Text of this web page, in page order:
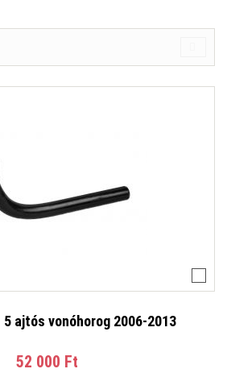
ajtós vonóhorog 2006-2013
52 000 Ft‎